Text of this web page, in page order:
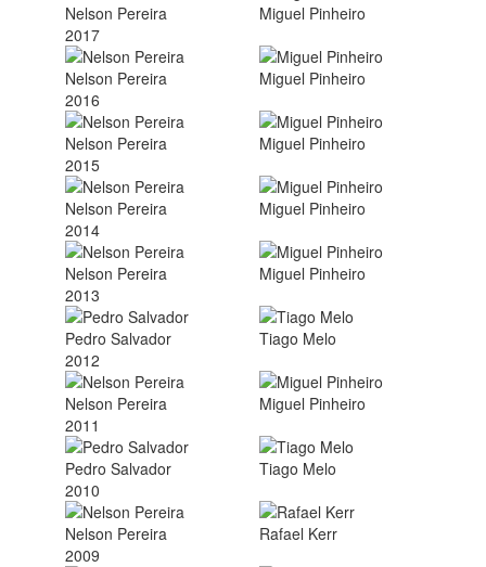
Nelson Pereira
Miguel Pinheiro
2017
Nelson Pereira
Miguel Pinheiro
2016
Nelson Pereira
Miguel Pinheiro
2015
Nelson Pereira
Miguel Pinheiro
2014
Nelson Pereira
Miguel Pinheiro
2013
Pedro Salvador
Tiago Melo
2012
Nelson Pereira
Miguel Pinheiro
2011
Pedro Salvador
Tiago Melo
2010
Nelson Pereira
Rafael Kerr
2009